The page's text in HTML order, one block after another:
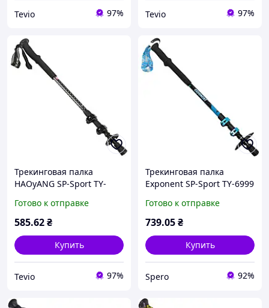
Tevio 97% Tevio 97%
Трекинговая палка
HAOyANG SP-Sport TY-
ходьбы черная из
алюминия
Готово к отправке
585.62₴
Купить
Tevio 97%
Трекинговая палка
Exponent SP-Sport TY-6999
ходьбы, легкая и
надёжная, синий
Готово к отправке
739.05₴
Купить
Spero 92%